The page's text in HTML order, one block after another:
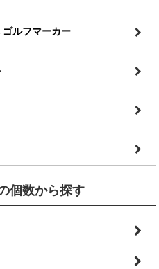
ルフマーカー
個数から探す